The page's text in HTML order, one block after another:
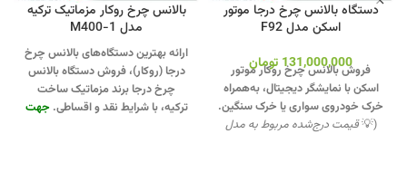
دستگاه بالانس چرخ درجا موتور
اسکن مدل F92
131,000,000 تومان
فروش بالانس چرخ روکار موتور
اسکن با نمایشگر دیجیتال، به‌همراه
خرک خودروی سواری یا خرک سنگین.
(💡قیمت درج‌شده مربوط به مدل
بالانس چرخ روکار مزماتیک ترکیه
مدل M400-1
ارائه بهترین دستگاه‌های بالانس چرخ
درجا (روکار)، فروش دستگاه بالانس
چرخ درجا برند مزماتیک ساخت
ترکیه، با شرایط نقد و اقساطی. جهت